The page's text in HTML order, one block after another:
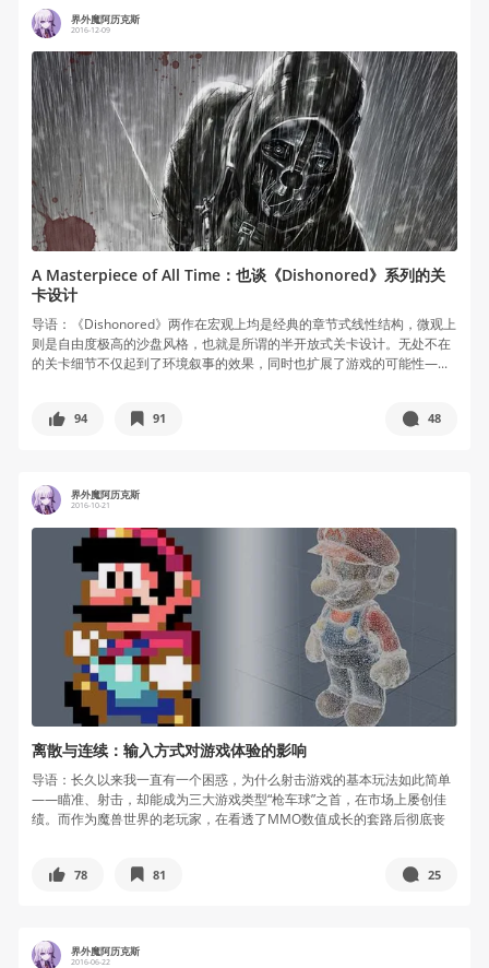
界外魔阿历克斯
2016-12-09
A Masterpiece of All Time：也谈《Dishonored》系列的关
卡设计
导语：《Dishonored》两作在宏观上均是经典的章节式线性结构，微观上
则是自由度极高的沙盘风格，也就是所谓的半开放式关卡设计。无处不在
的关卡细节不仅起到了环境叙事的效果，同时也扩展了游戏的可能性—...
94 91 48
界外魔阿历克斯
2016-10-21
离散与连续：输入方式对游戏体验的影响
导语：长久以来我一直有一个困惑，为什么射击游戏的基本玩法如此简单
——瞄准、射击，却能成为三大游戏类型“枪车球”之首，在市场上屡创佳
绩。而作为魔兽世界的老玩家，在看透了MMO数值成长的套路后彻底丧
78 81 25
界外魔阿历克斯
2016-06-22